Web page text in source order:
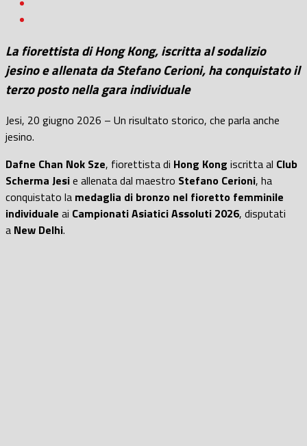
La fiorettista di Hong Kong, iscritta al sodalizio
jesino e allenata da Stefano Cerioni, ha conquistato il
terzo posto nella gara individuale
Jesi, 20 giugno 2026 – Un risultato storico, che parla anche
jesino.
Dafne Chan Nok Sze, fiorettista di Hong Kong iscritta al Club
Scherma Jesie allenata dal maestro Stefano Cerioni, ha
conquistato la medaglia di bronzo nel fioretto femminile
individuale ai Campionati Asiatici Assoluti 2026, disputati
a New Delhi.